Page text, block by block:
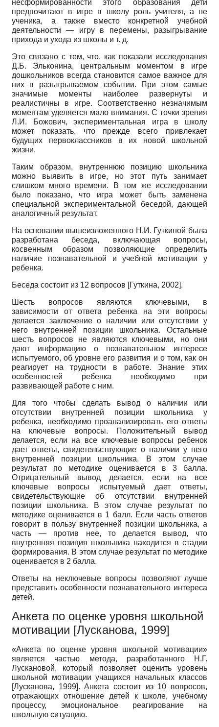
несформированности этого образования дети
предпочитают в игре в школу роль учителя, а не
ученика, а также вместо конкретной учебной
деятельности — игру в перемены, разыгрывание
прихода и ухода из школы и т. д.
Это связано с тем, что, как показали исследования
Д.Б. Эльконина, центральным моментом в игре
дошкольников всегда становится самое важное для
них в разыгрываемом событии. При этом самые
значимые моменты наиболее развернуты и
реалистичны в игре. Соответственно незначимым
моментам уделяется мало внимания. С точки зрения
Л.И. Божович, экспериментальная игра в школу
может показать, что прежде всего привлекает
будущих первоклассников в их новой школьной
жизни.
Таким образом, внутреннюю позицию школьника
можно выявить в игре, но этот путь занимает
слишком много времени. В том же исследовании
было показано, что игра может быть заменена
специальной экспериментальной беседой, дающей
аналогичный результат.
На основании вышеизложенного Н.И. Гуткиной была
разработана беседа, включающая вопросы,
косвенным образом позволяющие определить
наличие познавательной и учебной мотивации у
ребенка.
Беседа состоит из 12 вопросов [Гуткина, 2002].
Шесть вопросов являются ключевыми, в
зависимости от ответа ребенка на эти вопросы
делается заключение о наличии или отсутствии у
него внутренней позиции школьника. Остальные
шесть вопросов не являются ключевыми, но они
дают информацию о познавательном интересе
испытуемого, об уровне его развития и о том, как он
реагирует на трудности в работе. Знание этих
особенностей ребенка необходимо при
развивающей работе с ним.
Для того чтобы сделать вывод о наличии или
отсутствии внутренней позиции школьника у
ребенка, необходимо проанализировать его ответы
на ключевые вопросы. Положительный вывод
делается, если на все ключевые вопросы ребенок
дает ответы, свидетельствующие о наличии у него
внутренней позиции школьника. В этом случае
результат по методике оценивается в 3 балла.
Отрицательный вывод делается, если на все
ключевые вопросы испытуемый дает ответы,
свидетельствующие об отсутствии внутренней
позиции школьника. В этом случае результат по
методике оценивается в 1 балл. Если часть ответов
говорит в пользу внутренней позиции школьника, а
часть — против нее, то делается вывод, что
внутренняя позиция школьника находится в стадии
формирования. В этом случае результат по методике
оценивается в 2 балла.
Ответы на неключевые вопросы позволяют лучше
представить особенности познавательного интереса
детей.
Анкета по оценке уровня школьной
мотивации [Лусканова, 1999]
«Анкета по оценке уровня школьной мотивации»
является частью метода, разработанного Н.Г.
Лускановой, который позволяет оценить уровень
школьной мотивации учащихся начальных классов
[Лусканова, 1999]. Анкета состоит из 10 вопросов,
отражающих отношение детей к школе, учебному
процессу, эмоциональное реагирование на
школьную ситуацию.